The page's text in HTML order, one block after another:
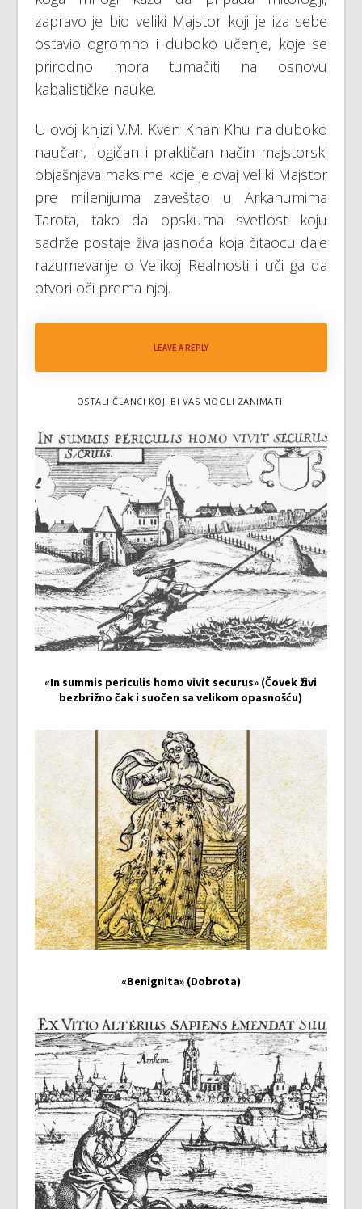
zapravo je bio veliki Majstor koji je iza sebe
ostavio ogromno i duboko učenje, koje se
prirodno mora tumačiti na osnovu
kabalističke nauke.
U ovoj knjizi V.M. Kven Khan Khu na duboko
naučan, logičan i praktičan način majstorski
objašnjava maksime koje je ovaj veliki Majstor
pre milenijuma zaveštao u Arkanumima
Tarota, tako da opskurna svetlost koju
sadrže postaje živa jasnoća koja čitaocu daje
razumevanje o Velikoj Realnosti i uči ga da
otvori oči prema njoj.
LEAVE A REPLY
OSTALI ČLANCI KOJI BI VAS MOGLI ZANIMATI:
«In summis periculis homo vivit securus» (Čovek živi
bezbrižno čak i suočen sa velikom opasnošću)
«Benignita» (Dobrota)